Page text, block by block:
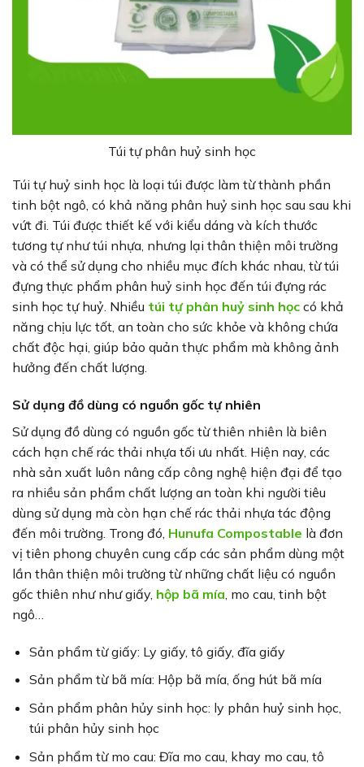
Túi tự phân huỷ sinh học
Túi tự huỷ sinh học là loại túi được làm từ thành phần
tinh bột ngô, có khả năng phân huỷ sinh học sau sau khi
vứt đi. Túi được thiết kế với kiểu dáng và kích thước
tương tự như túi nhựa, nhưng lại thân thiện môi trường
và có thể sử dụng cho nhiều mục đích khác nhau, từ túi
đựng thực phẩm phân huỷ sinh học đến túi đựng rác
sinh học tự huỷ. Nhiều túi tự phân huỷ sinh học có khả
năng chịu lực tốt, an toàn cho sức khỏe và không chứa
chất độc hại, giúp bảo quản thực phẩm mà không ảnh
hưởng đến chất lượng.
Sử dụng đồ dùng có nguồn gốc tự nhiên
Sử dụng đồ dùng có nguồn gốc từ thiên nhiên là biên
cách hạn chế rác thải nhựa tối ưu nhất. Hiện nay, các
nhà sản xuất luôn nâng cấp công nghệ hiện đại để tạo
ra nhiều sản phẩm chất lượng an toàn khi người tiêu
dùng sử dụng mà còn hạn chế rác thải nhựa tác động
đến môi trường. Trong đó, Hunufa Compostable là đơn
vị tiên phong chuyên cung cấp các sản phẩm dùng một
lần thân thiện môi trường từ những chất liệu có nguồn
gốc thiên như như giấy, hộp bã mía , mo cau, tinh bột
ngô…
Sản phẩm từ giấy: Ly giấy, tô giấy, đĩa giấy
Sản phẩm từ bã mía: Hộp bã mía, ống hút bã mía
Sản phẩm phân hủy sinh học: ly phân huỷ sinh học,
túi phân hủy sinh học
Sản phẩm từ mo cau: Đĩa mo cau, khay mo cau, tô